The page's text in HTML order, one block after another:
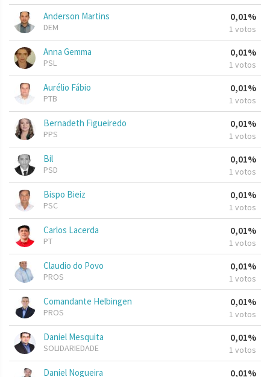
Anderson Martins
DEM
0,01%
1 votos
Anna Gemma
PSL
0,01%
1 votos
Aurélio Fábio
PTB
0,01%
1 votos
Bernadeth Figueiredo
PPS
0,01%
1 votos
Bil
PSD
0,01%
1 votos
Bispo Bieiz
PSC
0,01%
1 votos
Carlos Lacerda
PT
0,01%
1 votos
Claudio do Povo
PROS
0,01%
1 votos
Comandante Helbingen
PROS
0,01%
1 votos
Daniel Mesquita
SOLIDARIEDADE
0,01%
1 votos
Daniel Nogueira 0,01%